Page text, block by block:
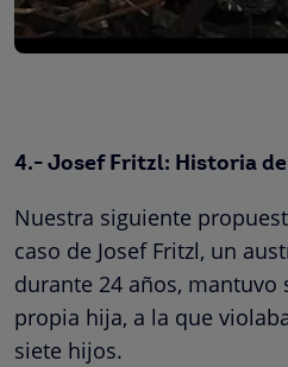
4.- Josef Fritzl: Historia
Nuestra siguiente
caso de Josef Fritzl, un
durante 24 años, mantuvo
propia hija, a la que
siete hijos.